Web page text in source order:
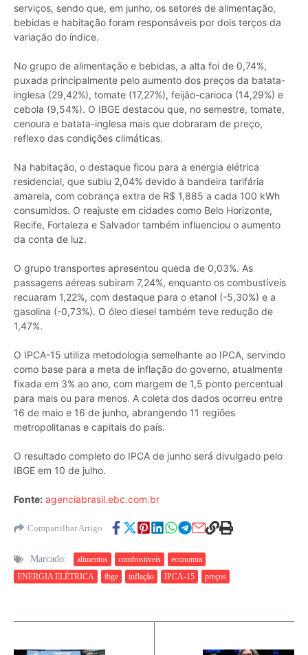
serviços, sendo que, em junho, os setores de alimentação,
bebidas e habitação foram responsáveis por dois terços da
variação do índice.
No grupo de alimentação e bebidas, a alta foi de 0,74%,
puxada principalmente pelo aumento dos preços da batata-
inglesa (29,42%), tomate (17,27%), feijão-carioca (14,29%) e
cebola (9,54%). O IBGE destacou que, no semestre, tomate,
cenoura e batata-inglesa mais que dobraram de preço,
reflexo das condições climáticas.
Na habitação, o destaque ficou para a energia elétrica
residencial, que subiu 2,04% devido à bandeira tarifária
amarela, com cobrança extra de R$ 1,885 a cada 100 kWh
consumidos. O reajuste em cidades como Belo Horizonte,
Recife, Fortaleza e Salvador também influenciou o aumento
da conta de luz.
O grupo transportes apresentou queda de 0,03%. As
passagens aéreas subiram 7,24%, enquanto os combustíveis
recuaram 1,22%, com destaque para o etanol (-5,30%) e a
gasolina (-0,73%). O óleo diesel também teve redução de
1,47%.
O IPCA-15 utiliza metodologia semelhante ao IPCA, servindo
como base para a meta de inflação do governo, atualmente
fixada em 3% ao ano, com margem de 1,5 ponto percentual
para mais ou para menos. A coleta dos dados ocorreu entre
16 de maio e 16 de junho, abrangendo 11 regiões
metropolitanas e capitais do país.
O resultado completo do IPCA de junho será divulgado pelo
IBGE em 10 de julho.
Fonte: agenciabrasil.ebc.com.br
Compartilhar Artigo
Marcado: alimentos combustíveis
economia
ENERGIA ELÉTRICA
ibge inflação IPCA-15 preços